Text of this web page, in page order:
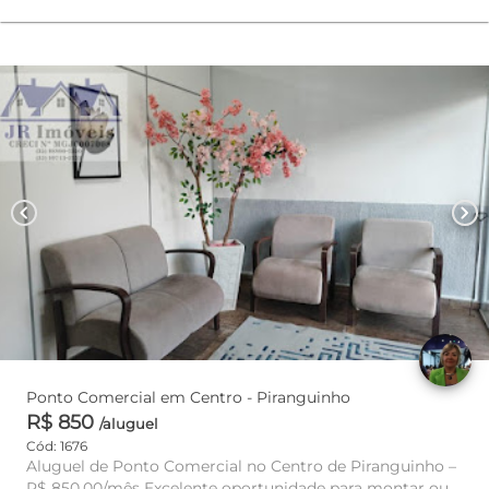
chevron_left chevron_right
Ponto Comercial em Centro - Piranguinho
R$ 850 /aluguel
Cód: 1676
Aluguel de Ponto Comercial no Centro de Piranguinho –